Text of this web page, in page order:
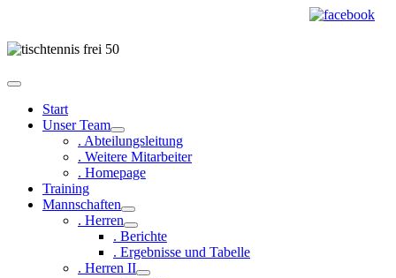
Start
Unser Team
. Abteilungsleitung
. Weitere Mitarbeiter
. Homepage
Training
Mannschaften
. Herren
. Berichte
. Ergebnisse und Tabelle
. Herren II